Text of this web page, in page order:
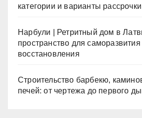
категории и варианты рассрочки
Нарбули | Ретритный дом в
пространство для саморазвития
восстановления
Строительство барбекю,
печей: от чертежа до первого